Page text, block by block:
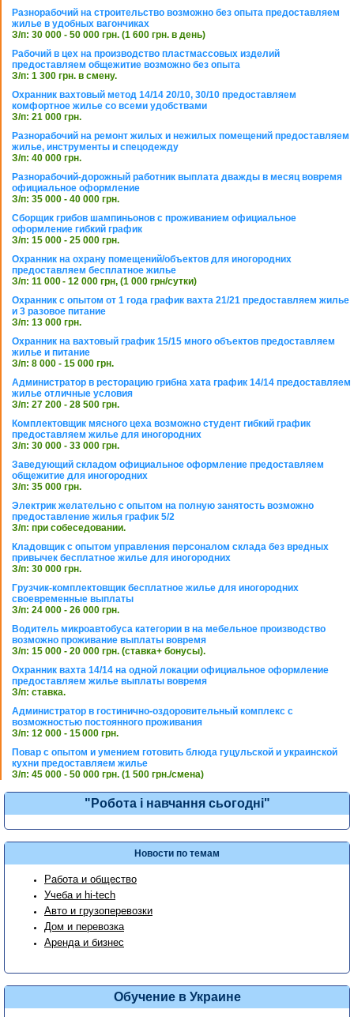
Разнорабочий на строительство возможно без опыта предоставляем
жилье в удобных вагончиках
З/п: 30 000 - 50 000 грн. (1 600 грн. в день)
Рабочий в цех на производство пластмассовых изделий
предоставляем общежитие возможно без опыта
З/п: 1 300 грн. в смену.
Охранник вахтовый метод 14/14 20/10, 30/10 предоставляем
комфортное жилье со всеми удобствами
З/п: 21 000 грн.
Разнорабочий на ремонт жилых и нежилых помещений предоставляем
жилье, инструменты и спецодежду
З/п: 40 000 грн.
Разнорабочий-дорожный работник выплата дважды в месяц вовремя
официальное оформление
З/п: 35 000 - 40 000 грн.
Сборщик грибов шампиньонов с проживанием официальное
оформление гибкий график
З/п: 15 000 - 25 000 грн.
Охранник на охрану помещений/объектов для иногородних
предоставляем бесплатное жилье
З/п: 11 000 - 12 000 грн, (1 000 грн/сутки)
Охранник с опытом от 1 года график вахта 21/21 предоставляем жилье
и 3 разовое питание
З/п: 13 000 грн.
Охранник на вахтовый график 15/15 много объектов предоставляем
жилье и питание
З/п: 8 000 - 15 000 грн.
Администратор в ресторацию грибна хата график 14/14 предоставляем
жилье отличные условия
З/п: 27 200 - 28 500 грн.
Комплектовщик мясного цеха возможно студент гибкий график
предоставляем жилье для иногородних
З/п: 30 000 - 33 000 грн.
Заведующий складом официальное оформление предоставляем
общежитие для иногородних
З/п: 35 000 грн.
Электрик желательно с опытом на полную занятость возможно
предоставление жилья график 5/2
З/п: при собеседовании.
Кладовщик с опытом управления персоналом склада без вредных
привычек бесплатное жилье для иногородних
З/п: 30 000 грн.
Грузчик-комплектовщик бесплатное жилье для иногородних
своевременные выплаты
З/п: 24 000 - 26 000 грн.
Водитель микроавтобуса категории в на мебельное производство
возможно проживание выплаты вовремя
З/п: 15 000 - 20 000 грн. (ставка+ бонусы).
Охранник вахта 14/14 на одной локации официальное оформление
предоставляем жилье выплаты вовремя
З/п: ставка.
Администратор в гостинично-оздоровительный комплекс с
возможностью постоянного проживания
З/п: 12 000 - 15 000 грн.
Повар с опытом и умением готовить блюда гуцульской и украинской
кухни предоставляем жилье
З/п: 45 000 - 50 000 грн. (1 500 грн./смена)
"Робота і навчання сьогодні"
Новости по темам
Работа и общество
Учеба и hi-tech
Авто и грузоперевозки
Дом и перевозка
Аренда и бизнес
Обучение в Украине